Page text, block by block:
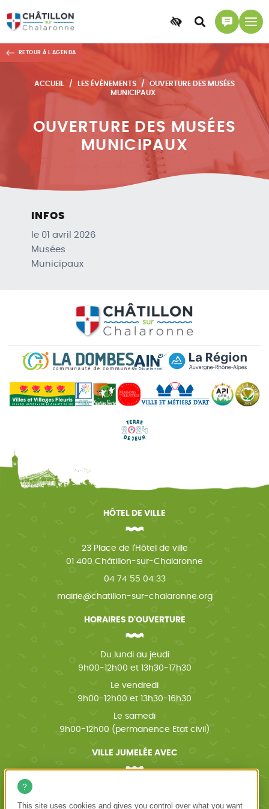
Accessibilité
Accéder
à
recherche
Accéder
à
page
contact
ACCUEIL LES ÉVÈNEMENTS
OUVERTURE DES MUSÉES
MUNICIPAUX
OUVERTURE DES MUSÉES
MUNICIPAUX
RETOUR À L'AGENDA
INFOS
le 01 avril 2026
Musées
Municipaux
HÔTEL DE VILLE
23 Place de l'Hôtel de ville
01 400 Châtillon-sur-Chalaronne
04 74 55 04 33
mairie@chatillon-sur-chalaronne.org
HORAIRES D'OUVERTURE
Du lundi au jeudi
9h00-12h00 et 13h30-17h30
Le vendredi
9h00-12h00 et 13h30-16h30
Le samedi
9h00-12h00 (permanence Etat civil)
VILLE JUMELÉE AVEC
This site uses cookies and gives you control over what you want